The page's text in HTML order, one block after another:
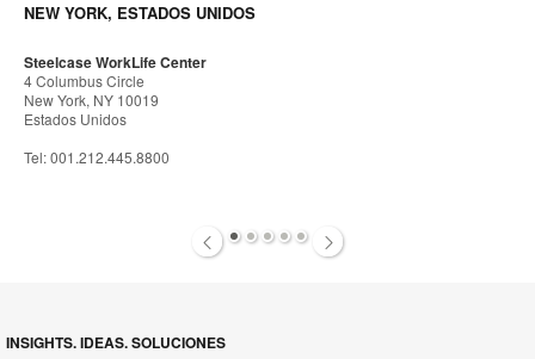
SINGAPUR
Steelcase WorkLife Singapore
83 Clemenceau Avenue
#07-01 UE Square
Singapur 239920
Tel: +65 6738 5225
1 2 3 4 5
INSIGHTS. IDEAS. SOLUCIONES